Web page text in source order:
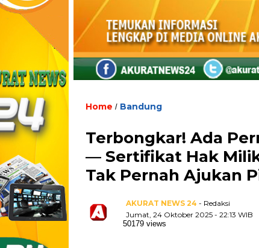
Home / Bandung
Terbongkar! Ada
— Sertifikat Hak
Tak Pernah Ajukan
AKURAT NEWS 24 - Redaksi
Jumat, 24 Oktober 2025 - 22:13 WIB
50179 views